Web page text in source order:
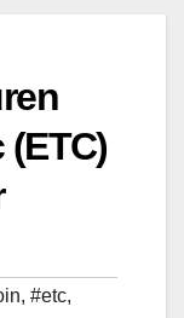
, #etc,